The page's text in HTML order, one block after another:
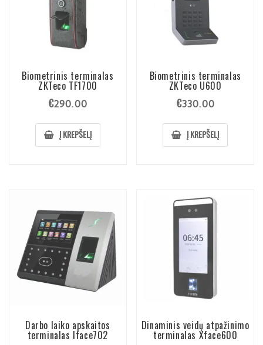
Biometrinis terminalas
ZKTeco TF1700
€290.00
Į KREPŠELĮ
Biometrinis terminalas
ZKTeco U600
€330.00
Į KREPŠELĮ
Darbo laiko apskaitos
terminalas Iface702
Dinaminis veidų atpažinimo
terminalas Xface600